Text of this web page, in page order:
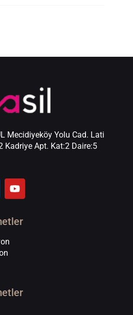
Mecidiyeköy Yolu Cad. Lati
Kadriye Apt. Kat:2 Daire:5